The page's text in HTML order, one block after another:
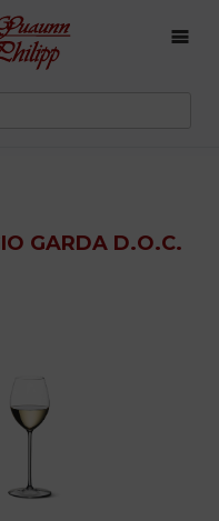
GARDA D.O.C.